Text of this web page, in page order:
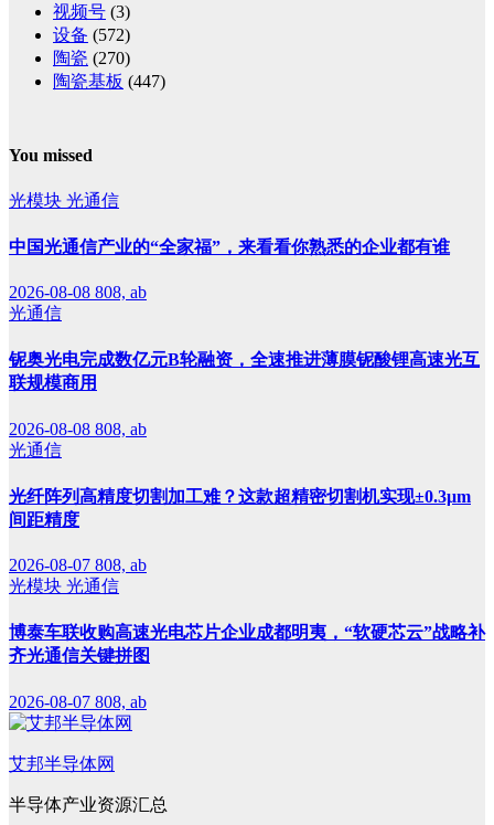
视频号 (3)
设备 (572)
陶瓷 (270)
陶瓷基板 (447)
You missed
光模块 光通信
中国光通信产业的“全家福”，来看看你熟悉的企业都有谁
2026-08-08 808, ab
光通信
铌奥光电完成数亿元B轮融资，全速推进薄膜铌酸锂高速光互
联规模商用
2026-08-08 808, ab
光通信
光纤阵列高精度切割加工难？这款超精密切割机实现±0.3μm
间距精度
2026-08-07 808, ab
光模块 光通信
博泰车联收购高速光电芯片企业成都明夷，“软硬芯云”战略补
齐光通信关键拼图
2026-08-07 808, ab
艾邦半导体网
半导体产业资源汇总